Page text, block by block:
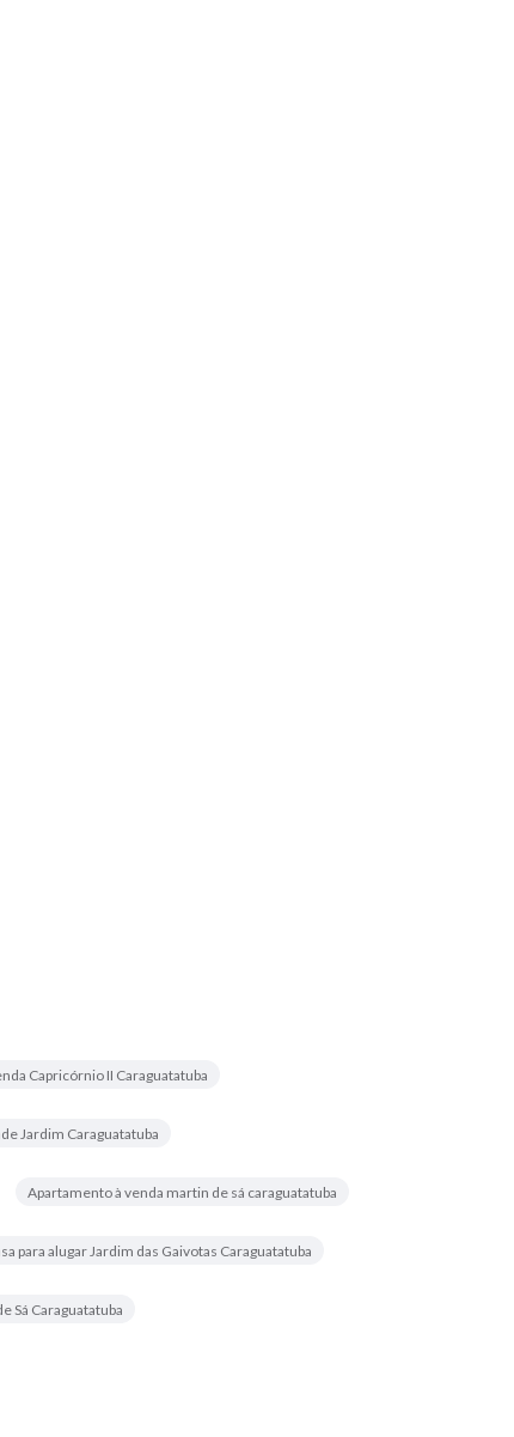
Capricórnio II Caraguatatuba
Jardim Caraguatatuba
Apartamento à venda martin de sá caraguatatuba
para alugar Jardim das Gaivotas Caraguatatuba
Sá Caraguatatuba